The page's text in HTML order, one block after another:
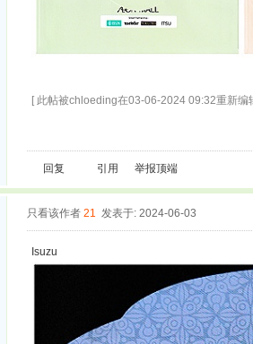
[ 此帖被chloeding在03-06-2024 09:32重新编
回复 引用 举报顶端
只看该作者 21 发表于: 2024-06-03
Isuzu